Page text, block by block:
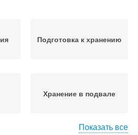
Подготовка к хранению
Хранение в подвале
Показать все